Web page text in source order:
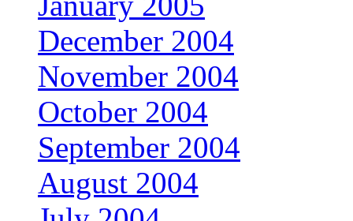
December 2004
November 2004
October 2004
September 2004
August 2004